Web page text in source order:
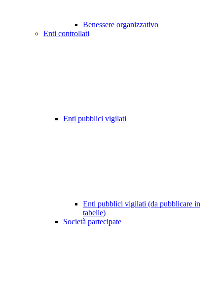
Benessere organizzativo
Enti controllati
Enti pubblici vigilati
Enti pubblici vigilati (da pubblicare in
tabelle)
Società partecipate